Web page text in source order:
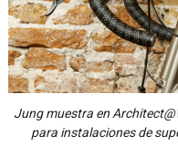
Jung muestra en
para instalaciones de